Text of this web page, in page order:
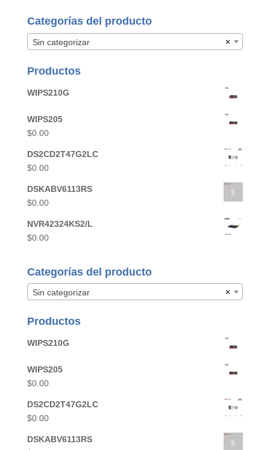
Categorías del producto
×
Sin categorizar
Productos
WIPS210G
WIPS205
$0.00
DS2CD2T47G2LC
$0.00
DSKABV6113RS
$0.00
NVR42324KS2/L
$0.00
Categorías del producto
×
Sin categorizar
Productos
WIPS210G
WIPS205
$0.00
DS2CD2T47G2LC
$0.00
DSKABV6113RS